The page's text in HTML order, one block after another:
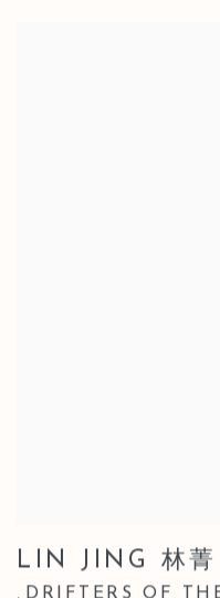
LIN JING 林菁
, DRIFTERS OF